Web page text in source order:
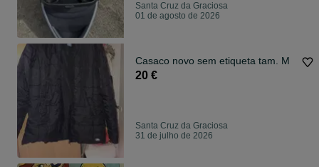
Santa Cruz da Graciosa
01 de agosto de 2026
Casaco novo sem etiqueta tam. M
20 €
Santa Cruz da Graciosa
31 de julho de 2026